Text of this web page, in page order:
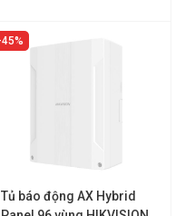
45%
Tủ báo động AX Hybrid